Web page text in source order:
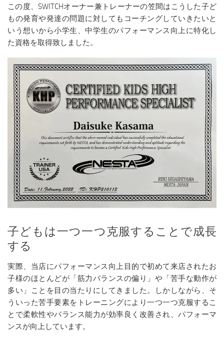
この度、SWITCHオーナー兼トレーナーの笠間はこうした子ど
もの発育や発達の問題に対してもコーチングしていきたいと
いう想いから小学生、中学生のパフォーマンス向上に特化し
た資格を取得致しました。
子どもは一つ一つ克服することで成長
する
実際、当店にパフォーマンス向上目的で初めて来店されたお
子様のほとんどが「筋力バランスの偏り」や「苦手な動作が
多い」ことを目の当たりにしてきました。しかしながら、そ
ういった苦手要素をトレーニングにより一つ一つ克服するこ
とで柔軟性やバランス能力が効率良く改善され、パフォーマ
ンスが向上しています。